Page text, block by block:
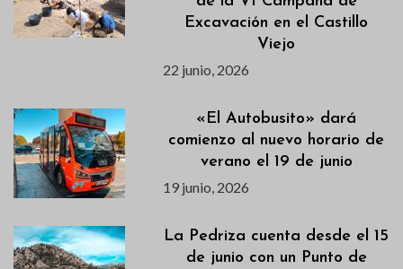
Excavación en el Castillo
Viejo
22 junio, 2026
«El Autobusito» dará
comienzo al nuevo horario de
verano el 19 de junio
19 junio, 2026
La Pedriza cuenta desde el 15
de junio con un Punto de